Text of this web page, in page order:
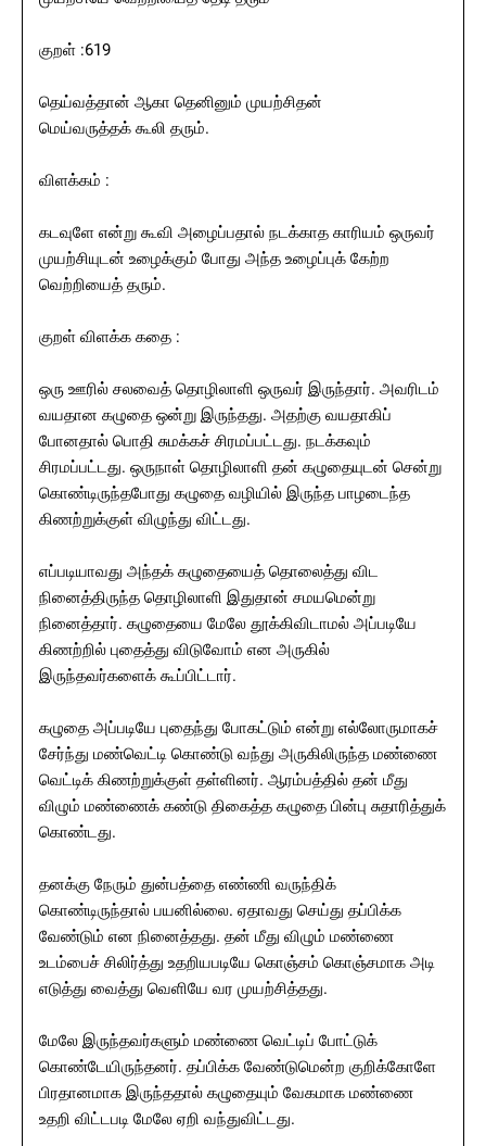
குறள் :619
தெய்வத்தான் ஆகா தெனினும் முயற்சிதன்
மெய்வருத்தக் கூலி தரும்.
விளக்கம் :
கடவுளே என்று கூவி அழைப்பதால் நடக்காத காரியம் ஒருவர்
முயற்சியுடன் உழைக்கும் போது அந்த உழைப்புக் கேற்ற
வெற்றியைத் தரும்.
குறள் விளக்க கதை :
ஒரு ஊரில் சலவைத் தொழிலாளி ஒருவர் இருந்தார். அவரிடம்
வயதான கழுதை ஒன்று இருந்தது. அதற்கு வயதாகிப்
போனதால் பொதி சுமக்கச் சிரமப்பட்டது. நடக்கவும்
சிரமப்பட்டது. ஒருநாள் தொழிலாளி தன் கழுதையுடன் சென்று
கொண்டிருந்தபோது கழுதை வழியில் இருந்த பாழடைந்த
கிணற்றுக்குள் விழுந்து விட்டது.
எப்படியாவது அந்தக் கழுதையைத் தொலைத்து விட
நினைத்திருந்த தொழிலாளி இதுதான் சமயமென்று
நினைத்தார். கழுதையை மேலே தூக்கிவிடாமல் அப்படியே
கிணற்றில் புதைத்து விடுவோம் என அருகில்
இருந்தவர்களைக் கூப்பிட்டார்.
கழுதை அப்படியே புதைந்து போகட்டும் என்று எல்லோருமாகச்
சேர்ந்து மண்வெட்டி கொண்டு வந்து அருகிலிருந்த மண்ணை
வெட்டிக் கிணற்றுக்குள் தள்ளினர். ஆரம்பத்தில் தன் மீது
விழும் மண்ணைக் கண்டு திகைத்த கழுதை பின்பு சுதாரித்துக்
கொண்டது.
தனக்கு நேரும் துன்பத்தை எண்ணி வருந்திக்
கொண்டிருந்தால் பயனில்லை. ஏதாவது செய்து தப்பிக்க
வேண்டும் என நினைத்தது. தன் மீது விழும் மண்ணை
உடம்பைச் சிலிர்த்து உதறியபடியே கொஞ்சம் கொஞ்சமாக அடி
எடுத்து வைத்து வெளியே வர முயற்சித்தது.
மேலே இருந்தவர்களும் மண்ணை வெட்டிப் போட்டுக்
கொண்டேயிருந்தனர். தப்பிக்க வேண்டுமென்ற குறிக்கோளே
பிரதானமாக இருந்ததால் கழுதையும் வேகமாக மண்ணை
உதறி விட்டபடி மேலே ஏறி வந்துவிட்டது.